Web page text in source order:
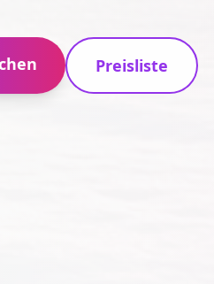
Preisliste